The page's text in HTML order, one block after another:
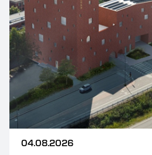
04.08.2026